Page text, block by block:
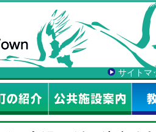
サイトマ